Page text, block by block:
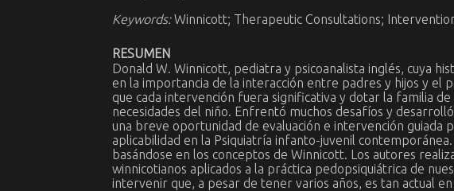
Keywords:Winnicott; Therapeutic Consultations;
RESUMEN
Donald W. Winnicott, pediatra y psicoanalista inglés, cuya
en la importancia de la interacción entre padres y hijos y
que cada intervención fuera significativa y dotar la familia
necesidades del niño. Enfrentó muchos desafíos y
una breve oportunidad de evaluación e intervención guiada
aplicabilidad en la Psiquiatría infanto-juvenil
basándose en los conceptos de Winnicott. Los autores
winnicotianos aplicados a la práctica pedopsiquiátrica de
intervenir que, a pesar de tener varios años, es tan actual